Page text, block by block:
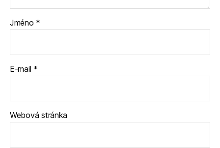
Jméno *
E-mail *
Webová stránka